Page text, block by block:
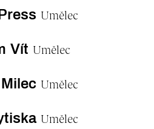
Umělec
Vít Umělec
Umělec
Umělec